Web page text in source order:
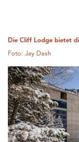
Die Cliff Lodge bietet
Foto: Jay Dash